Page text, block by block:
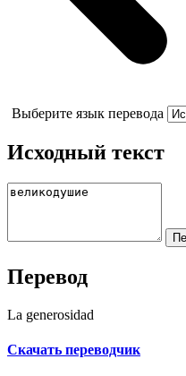
Выберите язык перевода
Исходный текст
Перевод
La generosidad
Скачать переводчик